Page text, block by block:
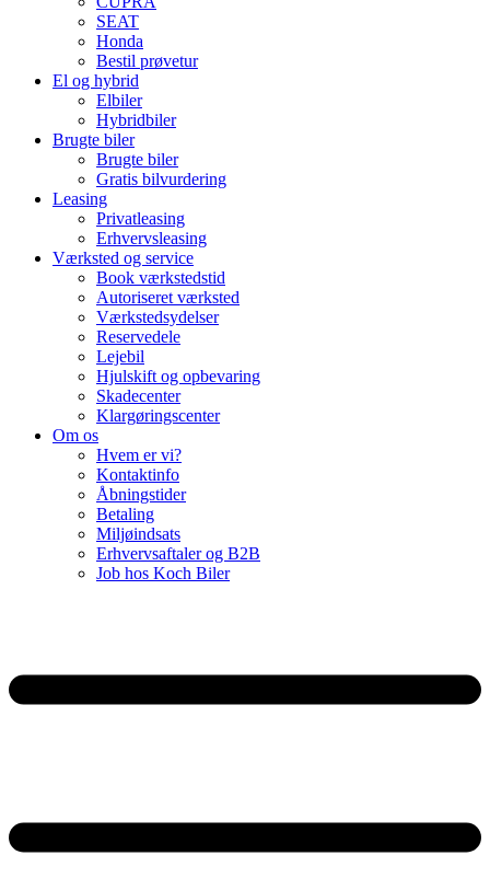
SEAT
Honda
Bestil prøvetur
El og hybrid
Elbiler
Hybridbiler
Brugte biler
Brugte biler
Gratis bilvurdering
Leasing
Privatleasing
Erhvervsleasing
Værksted og service
Book værkstedstid
Autoriseret værksted
Værkstedsydelser
Reservedele
Lejebil
Hjulskift og opbevaring
Skadecenter
Klargøringscenter
Om os
Hvem er vi?
Kontaktinfo
Åbningstider
Betaling
Miljøindsats
Erhvervsaftaler og B2B
Job hos Koch Biler